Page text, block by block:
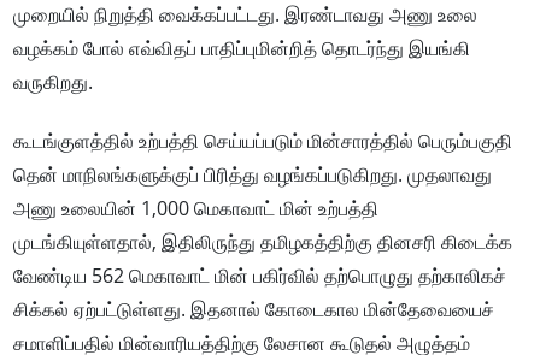
முறையில் நிறுத்தி வைக்கப்பட்டது. இரண்டாவது அணு உலை
வழக்கம் போல் எவ்விதப் பாதிப்புமின்றித் தொடர்ந்து இயங்கி
வருகிறது.
கூடங்குளத்தில் உற்பத்தி செய்யப்படும் மின்சாரத்தில் பெரும்பகுதி
தென் மாநிலங்களுக்குப் பிரித்து வழங்கப்படுகிறது. முதலாவது
அணு உலையின் 1,000 மெகாவாட் மின் உற்பத்தி
முடங்கியுள்ளதால், இதிலிருந்து தமிழகத்திற்கு தினசரி கிடைக்க
வேண்டிய 562 மெகாவாட் மின் பகிர்வில் தற்பொழுது தற்காலிகச்
சிக்கல் ஏற்பட்டுள்ளது. இதனால் கோடைகால மின்தேவையைச்
சமாளிப்பதில் மின்வாரியத்திற்கு லேசான கூடுதல் அழுத்தம்